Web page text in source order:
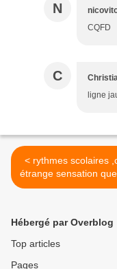
N
CQFD
C
ligne
< rythmes scolaires ,cette
étrange sensation que
ne vivons pas
Hébergé par Overblog
Top articles
Pages